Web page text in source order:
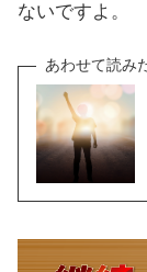
ないですよ。